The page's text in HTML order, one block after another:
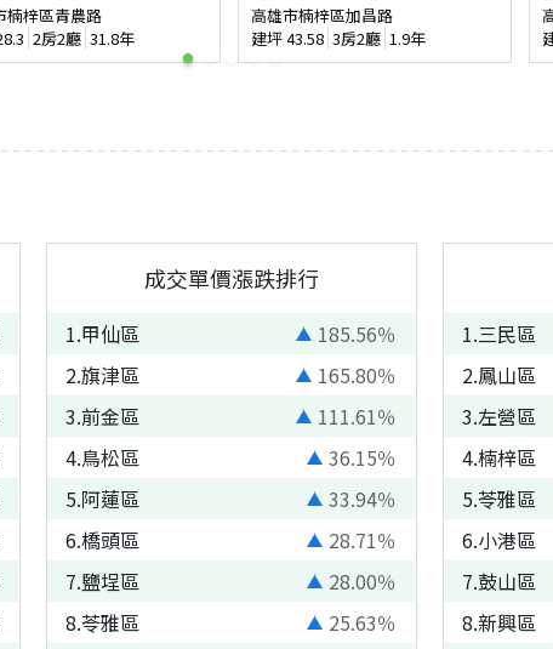
楠梓區青農路
2房2廳 31.8年
高雄市楠梓區加昌路
建坪43.58 3房2廳 1.9年
成交單價漲跌排行
1.甲仙區 185.56％
2.旗津區 165.80％
3.前金區 111.61％
4.鳥松區 36.15％
5.阿蓮區 33.94％
6.橋頭區 28.71％
7.鹽埕區 28.00％
8.苓雅區 25.63％
1.三民區
2.鳳山區
3.左營區
4.楠梓區
5.苓雅區
6.小港區
7.鼓山區
8.新興區